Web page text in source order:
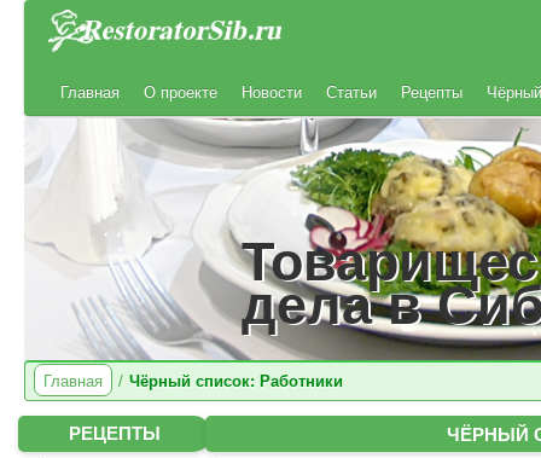
Главная О проекте Новости Статьи Рецепты
дела в
Главная / Чёрный список: Работники
РЕЦЕПТЫ
ЧЁРНЫЙ